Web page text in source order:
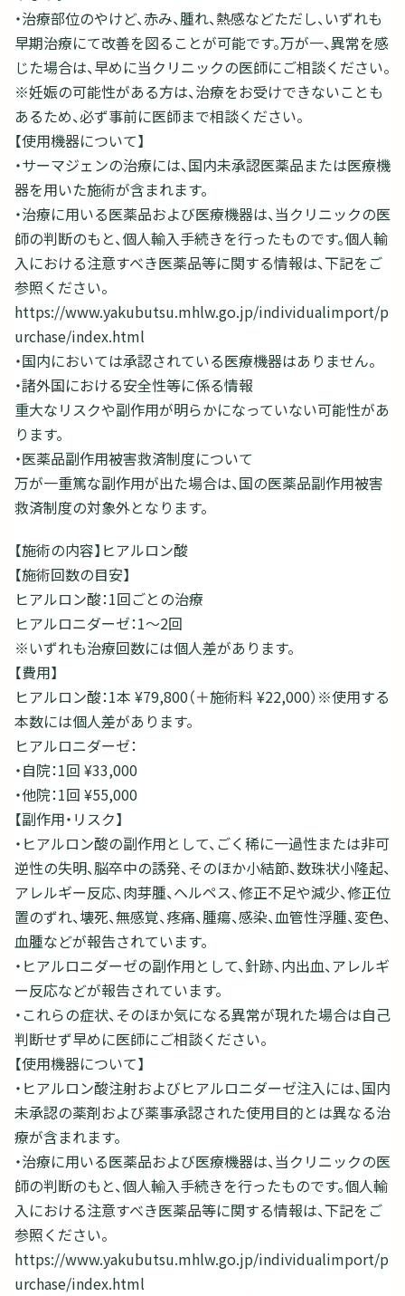
・治療部位のやけど、赤み、腫れ、熱感などただし、いずれも
早期治療にて改善を図ることが可能です。万が一、異常を感
じた場合は、早めに当クリニックの医師にご相談ください。
※妊娠の可能性がある方は、治療をお受けできないことも
あるため、必ず事前に医師まで相談ください。
【使用機器について】
・サーマジェンの治療には、国内未承認医薬品または医療機
器を用いた施術が含まれます。
・治療に用いる医薬品および医療機器は、当クリニックの医
師の判断のもと、個人輸入手続きを行ったものです。個人輸
入における注意すべき医薬品等に関する情報は、下記をご
参照ください。
https://www.yakubutsu.mhlw.go.jp/individualimport/p
urchase/index.html
・国内においては承認されている医療機器はありません。
・諸外国における安全性等に係る情報
重大なリスクや副作用が明らかになっていない可能性があ
ります。
・医薬品副作用被害救済制度について
万が一重篤な副作用が出た場合は、国の医薬品副作用被害
救済制度の対象外となります。
【施術の内容】ヒアルロン酸
【施術回数の目安】
ヒアルロン酸：1回ごとの治療
ヒアルロニダーゼ：1～2回
※いずれも治療回数には個人差があります。
【費用】
ヒアルロン酸：1本 ¥79,800（＋施術料 ¥22,000）※使用する
本数には個人差があります。
ヒアルロニダーゼ：
・自院：1回 ¥33,000
・他院：1回 ¥55,000
【副作用・リスク】
・ヒアルロン酸の副作用として、ごく稀に一過性または非可
逆性の失明、脳卒中の誘発、そのほか小結節、数珠状小隆起、
アレルギー反応、肉芽腫、ヘルペス、修正不足や減少、修正位
置のずれ、壊死、無感覚、疼痛、腫瘍、感染、血管性浮腫、変色、
血腫などが報告されています。
・ヒアルロニダーゼの副作用として、針跡、内出血、アレルギ
ー反応などが報告されています。
・これらの症状、そのほか気になる異常が現れた場合は自己
判断せず早めに医師にご相談ください。
【使用機器について】
・ヒアルロン酸注射およびヒアルロニダーゼ注入には、国内
未承認の薬剤および薬事承認された使用目的とは異なる治
療が含まれます。
・治療に用いる医薬品および医療機器は、当クリニックの医
師の判断のもと、個人輸入手続きを行ったものです。個人輸
入における注意すべき医薬品等に関する情報は、下記をご
参照ください。
https://www.yakubutsu.mhlw.go.jp/individualimport/p
urchase/index.html